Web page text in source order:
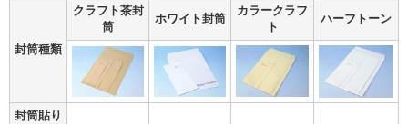
封筒種類
クラフト茶封
筒
ホワイト封筒
カラークラフ
ト
ハーフトーン
封筒貼り